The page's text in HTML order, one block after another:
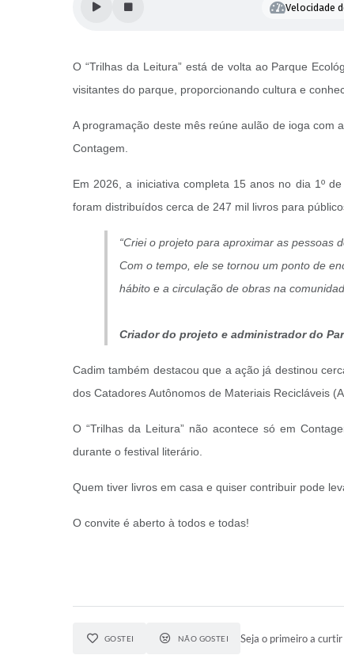
Velocidade
O “Trilhas da Leitura” está de volta ao Parque
visitantes do parque, proporcionando cultura e
A programação deste mês reúne aulão de ioga com
Contagem.
Em 2026, a iniciativa completa 15 anos no dia 1º
foram distribuídos cerca de 247 mil livros para
“Criei o projeto para aproximar as pessoas
Com o tempo, ele se tornou um ponto de
hábito e a circulação de obras na
Criador do projeto e administrador do
Cadim também destacou que a ação já destinou
dos Catadores Autônomos de Materiais Recicláveis
O “Trilhas da Leitura” não acontece só em
durante o festival literário.
Quem tiver livros em casa e quiser contribuir pode
O convite é aberto à todos e todas!
GOSTEI NÃO GOSTEI Seja o primeiro a